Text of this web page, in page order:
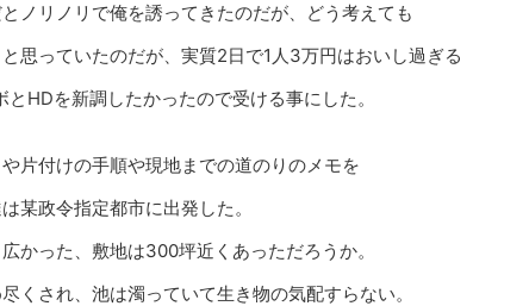
ノリノリで俺を誘ってきたのだが、どう考えても
思っていたのだが、実質2日で1人3万円はおいし過ぎる
HDを新調したかったので受ける事にした。
片付けの手順や現地までの道のりのメモを
某政令指定都市に出発した。
かった、敷地は300坪近くあっただろうか。
くされ、池は濁っていて生き物の気配すらない。